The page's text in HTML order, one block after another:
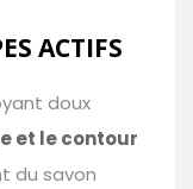
ACTIFS
doux
et le contour
du savon